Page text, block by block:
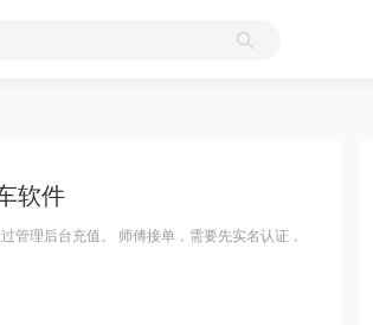
软件
管理后台充值。 师傅接单，需要先实名认证，